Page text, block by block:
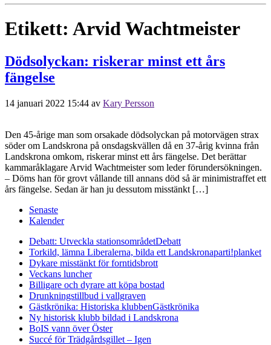
Etikett: Arvid Wachtmeister
Dödsolyckan: riskerar minst ett års
fängelse
14 januari 2022 15:44 av Kary Persson
Den 45-årige man som orsakade dödsolyckan på motorvägen strax
söder om Landskrona på onsdagskvällen då en 37-årig kvinna från
Landskrona omkom, riskerar minst ett års fängelse. Det berättar
kammaråklagare Arvid Wachtmeister som leder förundersökningen.
– Döms han för grovt vållande till annans död så är minimistraffet ett
års fängelse. Sedan är han ju dessutom misstänkt […]
Senaste
Kalender
Debatt: Utveckla stationsområdetDebatt
Torkild, lämna Liberalerna, bilda ett Landskronaparti!planket
Dykare misstänkt för forntidsbrott
Veckans luncher
Billigare och dyrare att köpa bostad
Drunkningstillbud i vallgraven
Gästkrönika: Historiska klubbenGästkrönika
Ny historisk klubb bildad i Landskrona
BoIS vann över Öster
Succé för Trädgårdsgillet – Igen